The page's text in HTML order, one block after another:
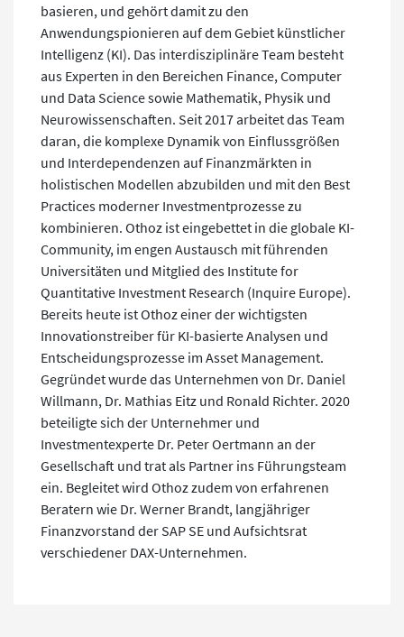
basieren, und gehört damit zu den
Anwendungspionieren auf dem Gebiet künstlicher
Intelligenz (KI). Das interdisziplinäre Team besteht
aus Experten in den Bereichen Finance, Computer
und Data Science sowie Mathematik, Physik und
Neurowissenschaften. Seit 2017 arbeitet das Team
daran, die komplexe Dynamik von Einflussgrößen
und Interdependenzen auf Finanzmärkten in
holistischen Modellen abzubilden und mit den Best
Practices moderner Investmentprozesse zu
kombinieren. Othoz ist eingebettet in die globale KI-
Community, im engen Austausch mit führenden
Universitäten und Mitglied des Institute for
Quantitative Investment Research (Inquire Europe).
Bereits heute ist Othoz einer der wichtigsten
Innovationstreiber für KI-basierte Analysen und
Entscheidungsprozesse im Asset Management.
Gegründet wurde das Unternehmen von Dr. Daniel
Willmann, Dr. Mathias Eitz und Ronald Richter. 2020
beteiligte sich der Unternehmer und
Investmentexperte Dr. Peter Oertmann an der
Gesellschaft und trat als Partner ins Führungsteam
ein. Begleitet wird Othoz zudem von erfahrenen
Beratern wie Dr. Werner Brandt, langjähriger
Finanzvorstand der SAP SE und Aufsichtsrat
verschiedener DAX-Unternehmen.